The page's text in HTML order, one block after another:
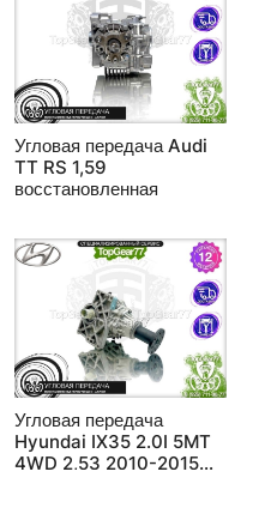
Угловая передача Audi
TT RS 1,59
восстановленная
Угловая передача
Hyundai IX35 2.0I 5MT
4WD 2,53 2010-2015